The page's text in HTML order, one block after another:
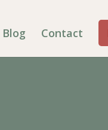
Blog Contact